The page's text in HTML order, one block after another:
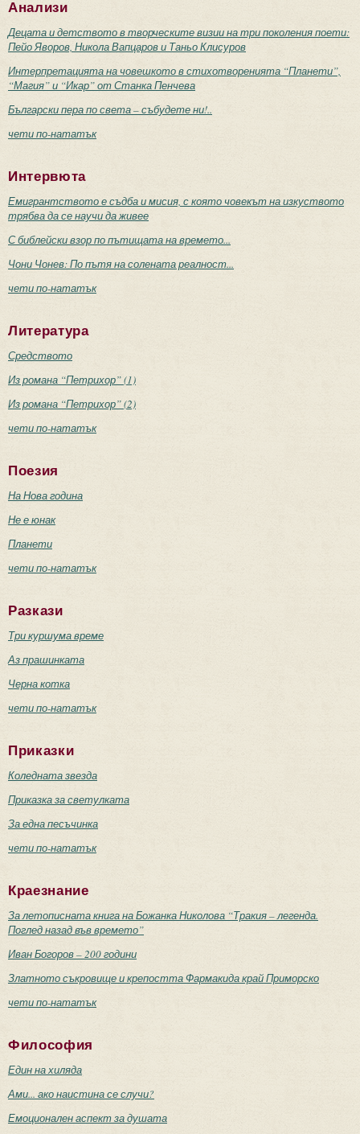
Анализи
Децата и детството в творческите визии на три поколения поети:
Пейо Яворов, Никола Вапцаров и Таньо Клисуров
Интерпретацията на човешкото в стихотворенията “Планети”,
“Магия” и “Икар” от Станка Пенчева
Български пера по света – събудете ни!..
чети по-нататък
Интервюта
Емигрантството е съдба и мисия, с която човекът на изкуството
трябва да се научи да живее
С библейски взор по пътищата на времето...
Чони Чонев: По пътя на солената реалност...
чети по-нататък
Литература
Средството
Из романа “Петрихор” (1)
Из романа “Петрихор” (2)
чети по-нататък
Поезия
На Нова година
Не е юнак
Планети
чети по-нататък
Разкази
Три куршума време
Аз прашинката
Черна котка
чети по-нататък
Приказки
Коледната звезда
Приказка за светулката
За една песъчинка
чети по-нататък
Краезнание
За летописната книга на Божанка Николова “Тракия – легенда.
Поглед назад във времето”
Иван Богоров – 200 години
Златното съкровище и крепостта Фармакида край Приморско
чети по-нататък
Философия
Един на хиляда
Ами... ако наистина се случи?
Емоционален аспект за душата